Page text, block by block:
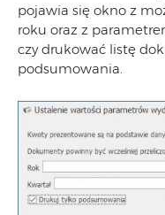
pojawia się okno z
roku oraz z
czy drukować listę
podsumowania.